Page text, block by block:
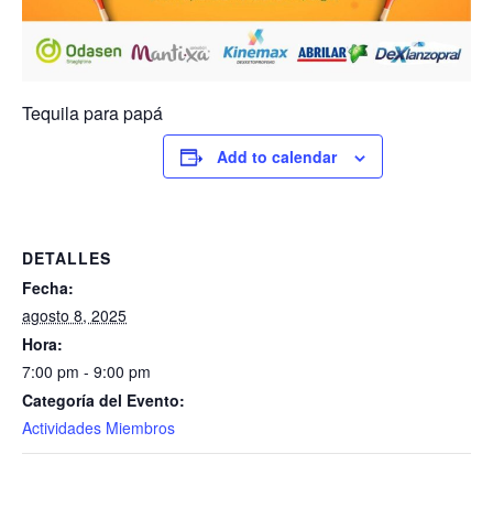
Tequila para papá
Add to calendar
DETALLES
Fecha:
agosto 8, 2025
Hora:
7:00 pm - 9:00 pm
Categoría del Evento:
Actividades Miembros